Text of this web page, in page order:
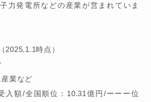
力発電所などの産業が営まれていま
2025.1.1時点）
業など
入額/全国順位：10.31億円/ーーー位